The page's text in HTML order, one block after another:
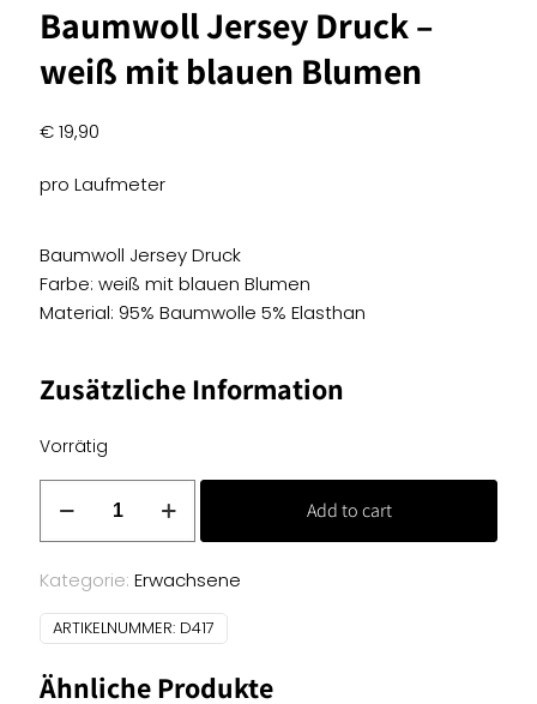
Baumwoll Jersey Druck –
weiß mit blauen Blumen
€19,90
pro Laufmeter
Baumwoll Jersey Druck
Farbe: weiß mit blauen Blumen
Material: 95% Baumwolle 5% Elasthan
Zusätzliche Information
Vorrätig
Druck
-
weiß
mit
Blumen
Add to cart
Kategorie: Erwachsene
ARTIKELNUMMER: D417
Ähnliche Produkte